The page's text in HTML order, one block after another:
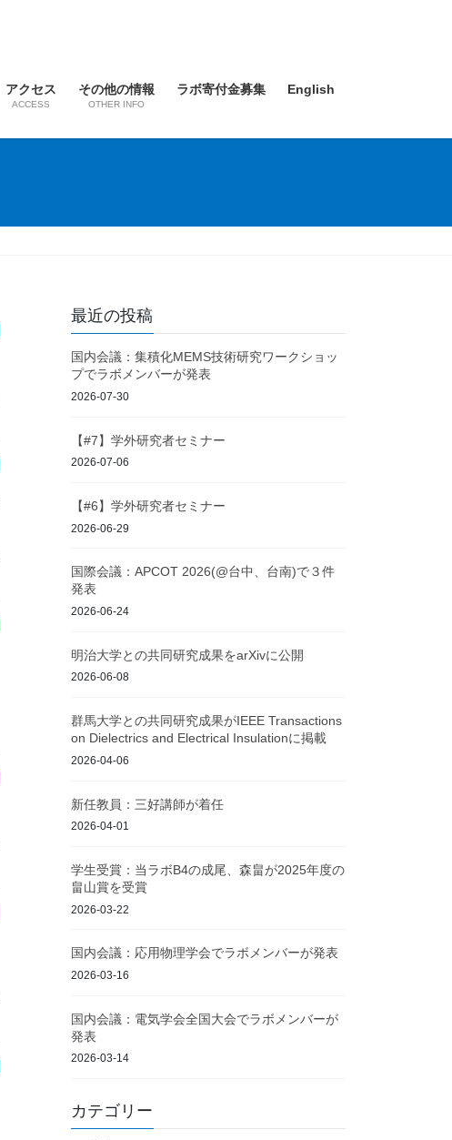
アクセス
ACCESS
その他の情報
OTHER INFO
ラボ寄付金募集 English
最近の投稿
国内会議：集積化MEMS技術研究ワークショッ
プでラボメンバーが発表
2026-07-30
【#7】学外研究者セミナー
2026-07-06
【#6】学外研究者セミナー
2026-06-29
国際会議：APCOT 2026(@台中、台南)で３件
発表
2026-06-24
明治大学との共同研究成果をarXivに公開
2026-06-08
群馬大学との共同研究成果がIEEE Transactions
on Dielectrics and Electrical Insulationに掲載
2026-04-06
新任教員：三好講師が着任
2026-04-01
学生受賞：当ラボB4の成尾、森畠が2025年度の
畠山賞を受賞
2026-03-22
国内会議：応用物理学会でラボメンバーが発表
2026-03-16
国内会議：電気学会全国大会でラボメンバーが
発表
2026-03-14
カテゴリー